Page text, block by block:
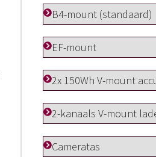
B4-mount (standaard)
EF-mount
2x 150Wh V-mount
2-kanaals V-mount
Cameratas